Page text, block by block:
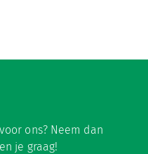
ons? Neem dan
je graag!